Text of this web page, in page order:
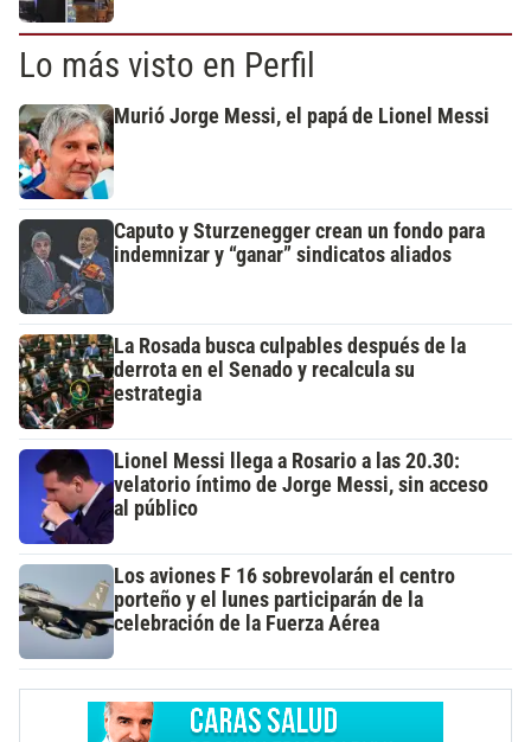
Lo más visto en Perfil
Murió Jorge Messi, el papá de Lionel Messi
Caputo y Sturzenegger crean un fondo para
indemnizar y “ganar” sindicatos aliados
La Rosada busca culpables después de la
derrota en el Senado y recalcula su
estrategia
Lionel Messi llega a Rosario a las 20.30:
velatorio íntimo de Jorge Messi, sin acceso
al público
Los aviones F 16 sobrevolarán el centro
porteño y el lunes participarán de la
celebración de la Fuerza Aérea